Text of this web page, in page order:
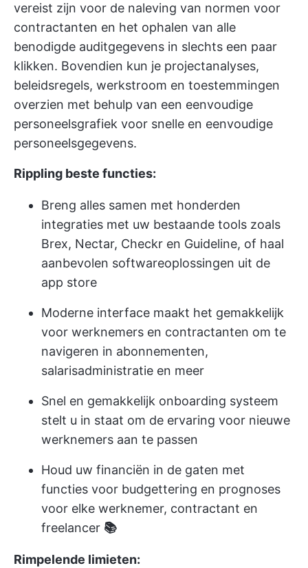
vereist zijn voor de naleving van normen voor
contractanten en het ophalen van alle
benodigde auditgegevens in slechts een paar
klikken. Bovendien kun je projectanalyses,
beleidsregels, werkstroom en toestemmingen
overzien met behulp van een eenvoudige
personeelsgrafiek voor snelle en eenvoudige
personeelsgegevens.
Rippling beste functies:
Breng alles samen met honderden
integraties met uw bestaande tools zoals
Brex, Nectar, Checkr en Guideline, of haal
aanbevolen softwareoplossingen uit de
app store
Moderne interface maakt het gemakkelijk
voor werknemers en contractanten om te
navigeren in abonnementen,
salarisadministratie en meer
Snel en gemakkelijk onboarding systeem
stelt u in staat om de ervaring voor nieuwe
werknemers aan te passen
Houd uw financiën in de gaten met
functies voor budgettering en prognoses
voor elke werknemer, contractant en
freelancer 📚
Rimpelende limieten: